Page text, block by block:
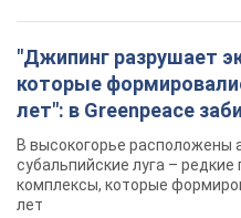
"Джипинг разрушает
которые
лет": в Greenpeace
В высокогорье расположены
субальпийские луга –
комплексы, которые
лет